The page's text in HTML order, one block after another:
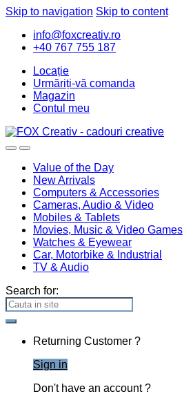
Skip to navigation Skip to content
info@foxcreativ.ro
+40 767 755 187
Locație
Urmăriți-vă comanda
Magazin
Contul meu
Value of the Day
New Arrivals
Computers & Accessories
Cameras, Audio & Video
Mobiles & Tablets
Movies, Music & Video Games
Watches & Eyewear
Car, Motorbike & Industrial
TV & Audio
Search for:
Returning Customer ?
Sign in
Don't have an account ?